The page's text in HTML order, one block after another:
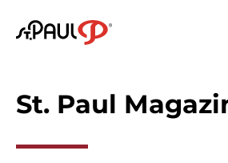
Logo St. Paul
St. Paul